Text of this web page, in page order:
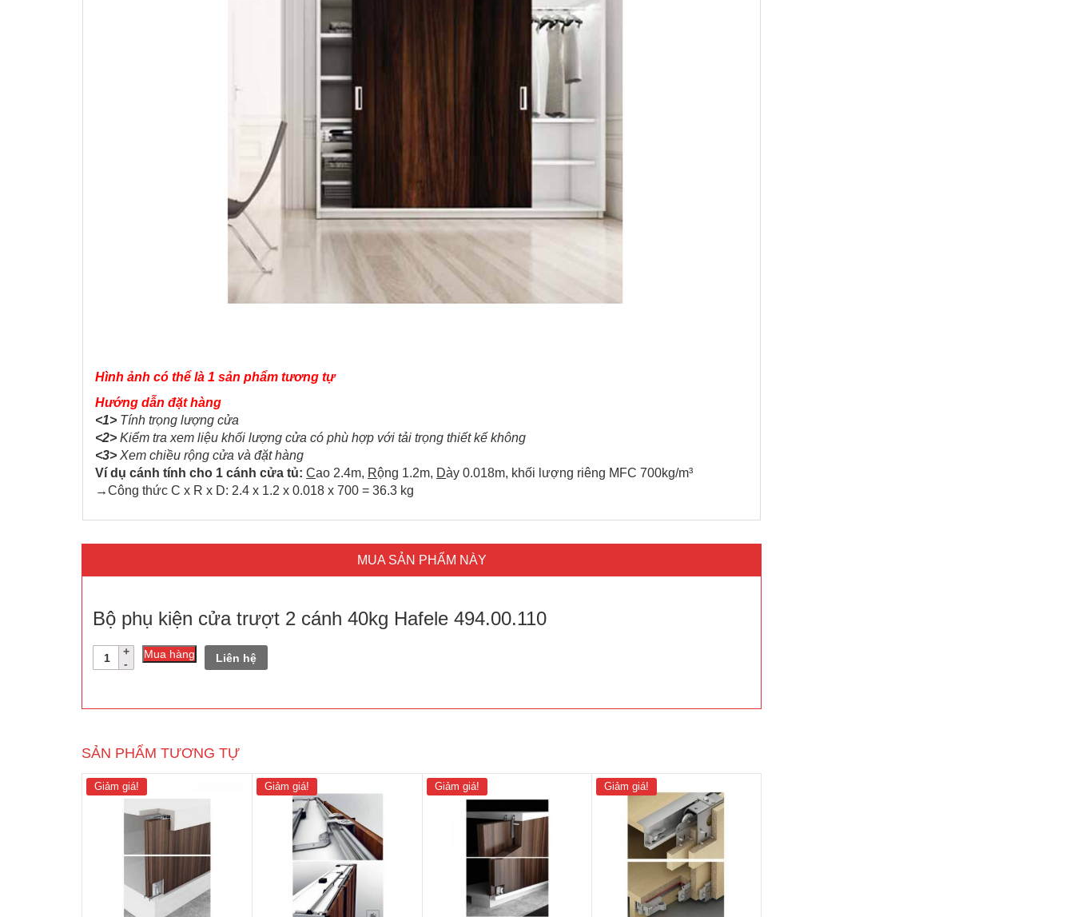
Hình ảnh có thể là 1 sản phẩm tương tự
Hướng dẫn đặt hàng
<1> Tính trọng lượng cửa
<2> Kiểm tra xem liệu khối lượng cửa có phù hợp với tải trọng thiết kế không
<3> Xem chiều rộng cửa và đặt hàng
Ví dụ cánh tính cho 1 cánh cửa tủ: Cao 2.4m, Rộng 1.2m, Dày 0.018m, khối lượng riêng MFC 700kg/m³
→Công thức C x R x D: 2.4 x 1.2 x 0.018 x 700 = 36.3 kg
MUA SẢN PHẨM NÀY
Bộ phụ kiện cửa trượt 2 cánh 40kg Hafele 494.00.110
Số
lượng
Mua hàng Liên hệ
SẢN PHẨM TƯƠNG TỰ
Giảm giá! Giảm giá! Giảm giá! Giảm giá!